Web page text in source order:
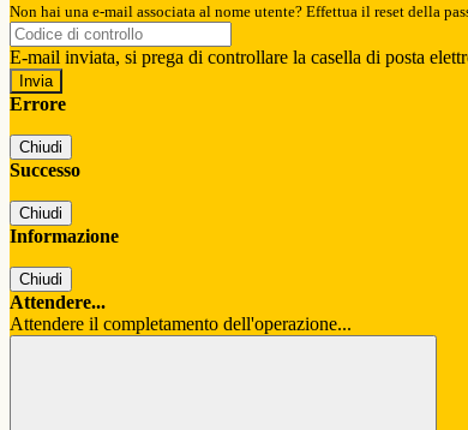
Non hai una e-mail associata al nome utente? Effettua il reset della
E-mail inviata, si prega di controllare la casella di posta
Errore
Chiudi
Successo
Chiudi
Informazione
Chiudi
Attendere...
Attendere il completamento dell'operazione...